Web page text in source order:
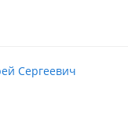
Сергеевич